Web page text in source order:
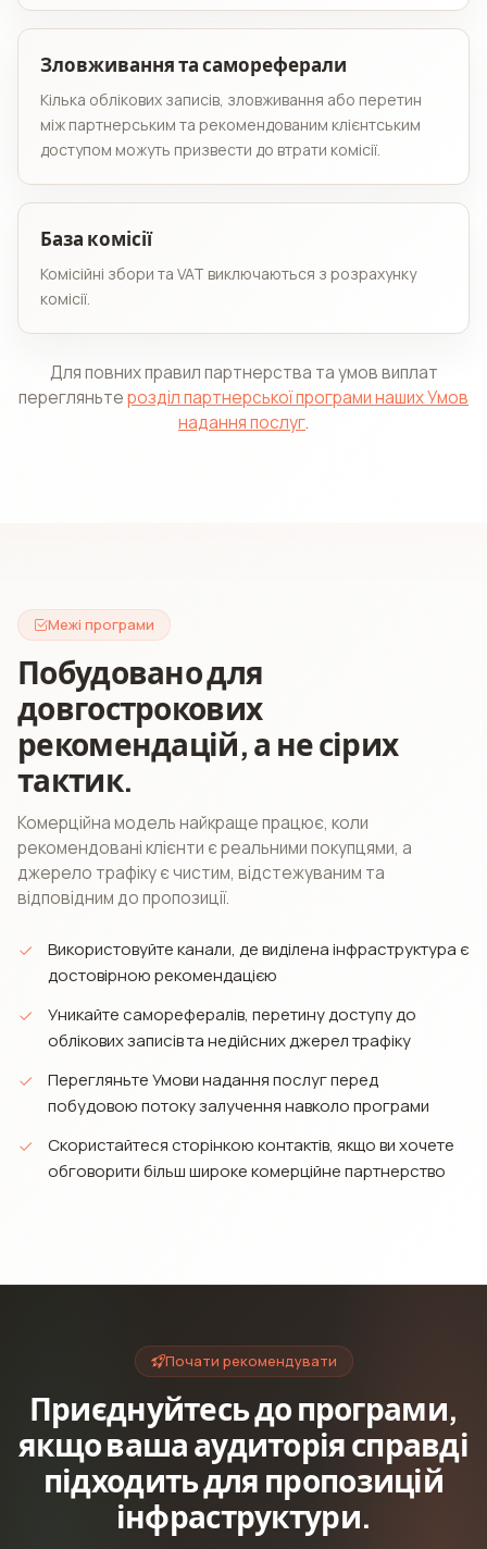
Зловживання та самореферали
Кілька облікових записів, зловживання або перетин
між партнерським та рекомендованим клієнтським
доступом можуть призвести до втрати комісії.
База комісії
Комісійні збори та VAT виключаються з розрахунку
комісії.
Для повних правил партнерства та умов виплат
перегляньтерозділ партнерської програми наших Умов
надання послуг.
Межі програми
Побудовано для
довгострокових
рекомендацій, а не сірих
тактик.
Комерційна модель найкраще працює, коли
рекомендовані клієнти є реальними покупцями, а
джерело трафіку є чистим, відстежуваним та
відповідним до пропозиції.
Використовуйте канали, де виділена інфраструктура є
достовірною рекомендацією
Уникайте саморефералів, перетину доступу до
облікових записів та недійсних джерел трафіку
Перегляньте Умови надання послуг перед
побудовою потоку залучення навколо програми
Скористайтеся сторінкою контактів, якщо ви хочете
обговорити більш широке комерційне партнерство
Почати рекомендувати
Приєднуйтесь до програми,
якщо ваша аудиторія справді
підходить для пропозицій
інфраструктури.